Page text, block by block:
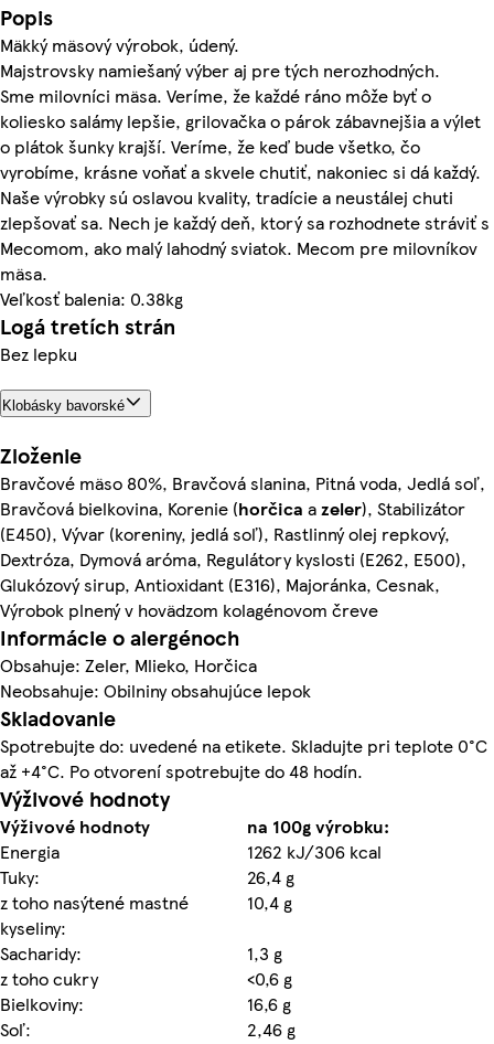
Popis
Mäkký mäsový výrobok, údený.
Majstrovsky namiešaný výber aj pre tých nerozhodných.
Sme milovníci mäsa. Veríme, že každé ráno môže byť o
koliesko salámy lepšie, grilovačka o párok zábavnejšia a výlet
o plátok šunky krajší. Veríme, že keď bude všetko, čo
vyrobíme, krásne voňať a skvele chutiť, nakoniec si dá každý.
Naše výrobky sú oslavou kvality, tradície a neustálej chuti
zlepšovať sa. Nech je každý deň, ktorý sa rozhodnete stráviť s
Mecomom, ako malý lahodný sviatok. Mecom pre milovníkov
mäsa.
Veľkosť balenia: 0.38kg
Logá tretích strán
Bez lepku
Klobásky bavorské
Zloženie
Bravčové mäso 80%, Bravčová slanina, Pitná voda, Jedlá soľ,
Bravčová bielkovina, Korenie (horčica azeler), Stabilizátor
(E450), Vývar (koreniny, jedlá soľ), Rastlinný olej repkový,
Dextróza, Dymová aróma, Regulátory kyslosti (E262, E500),
Glukózový sirup, Antioxidant (E316), Majoránka, Cesnak,
Výrobok plnený v hovädzom kolagénovom čreve
Informácie o alergénoch
Obsahuje: Zeler, Mlieko, Horčica
Neobsahuje: Obilniny obsahujúce lepok
Skladovanie
Spotrebujte do: uvedené na etikete. Skladujte pri teplote 0°C
až +4°C. Po otvorení spotrebujte do 48 hodín.
Výživové hodnoty
Výživové hodnoty
na 100g výrobku:
Energia
1262 kJ/306 kcal
Tuky:
26,4 g
z toho nasýtené mastné
kyseliny:
10,4 g
Sacharidy:
1,3 g
z toho cukry
<0,6 g
Bielkoviny:
16,6 g
Soľ:
2,46 g